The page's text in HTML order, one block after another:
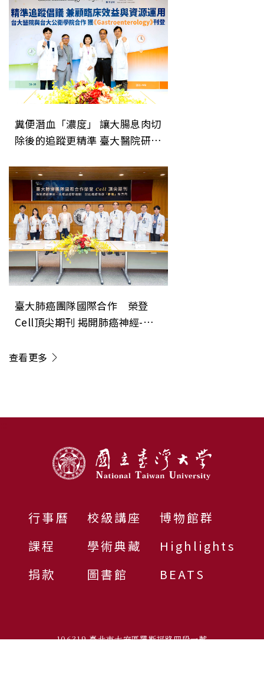
糞便潛血「濃度」 讓大腸息肉切
除後的追蹤更精準 臺大醫院研究
《Gastroenterology》
臺大肺癌團隊國際合作 榮登
Cell頂尖期刊 揭開肺癌神經-免
電」新方向
查看更多
行事曆
課程
捐款
校級講座
學術典藏
圖書館
博物館群
Highlights
BEATS
106319 臺北市大安區羅斯福路四段一號